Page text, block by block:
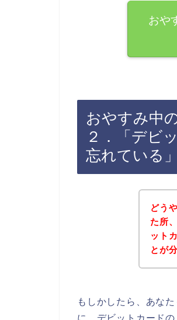
おや
おやすみ中
２．「デビ
忘れている」
どう
た所
ット
とが
もしかしたら、あな